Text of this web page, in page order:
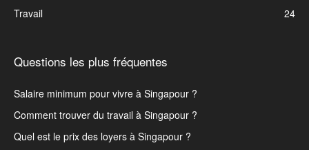
Travail
24
Questions les plus fréquentes
Salaire minimum pour vivre à Singapour ?
Comment trouver du travail à Singapour ?
Quel est le prix des loyers à Singapour ?